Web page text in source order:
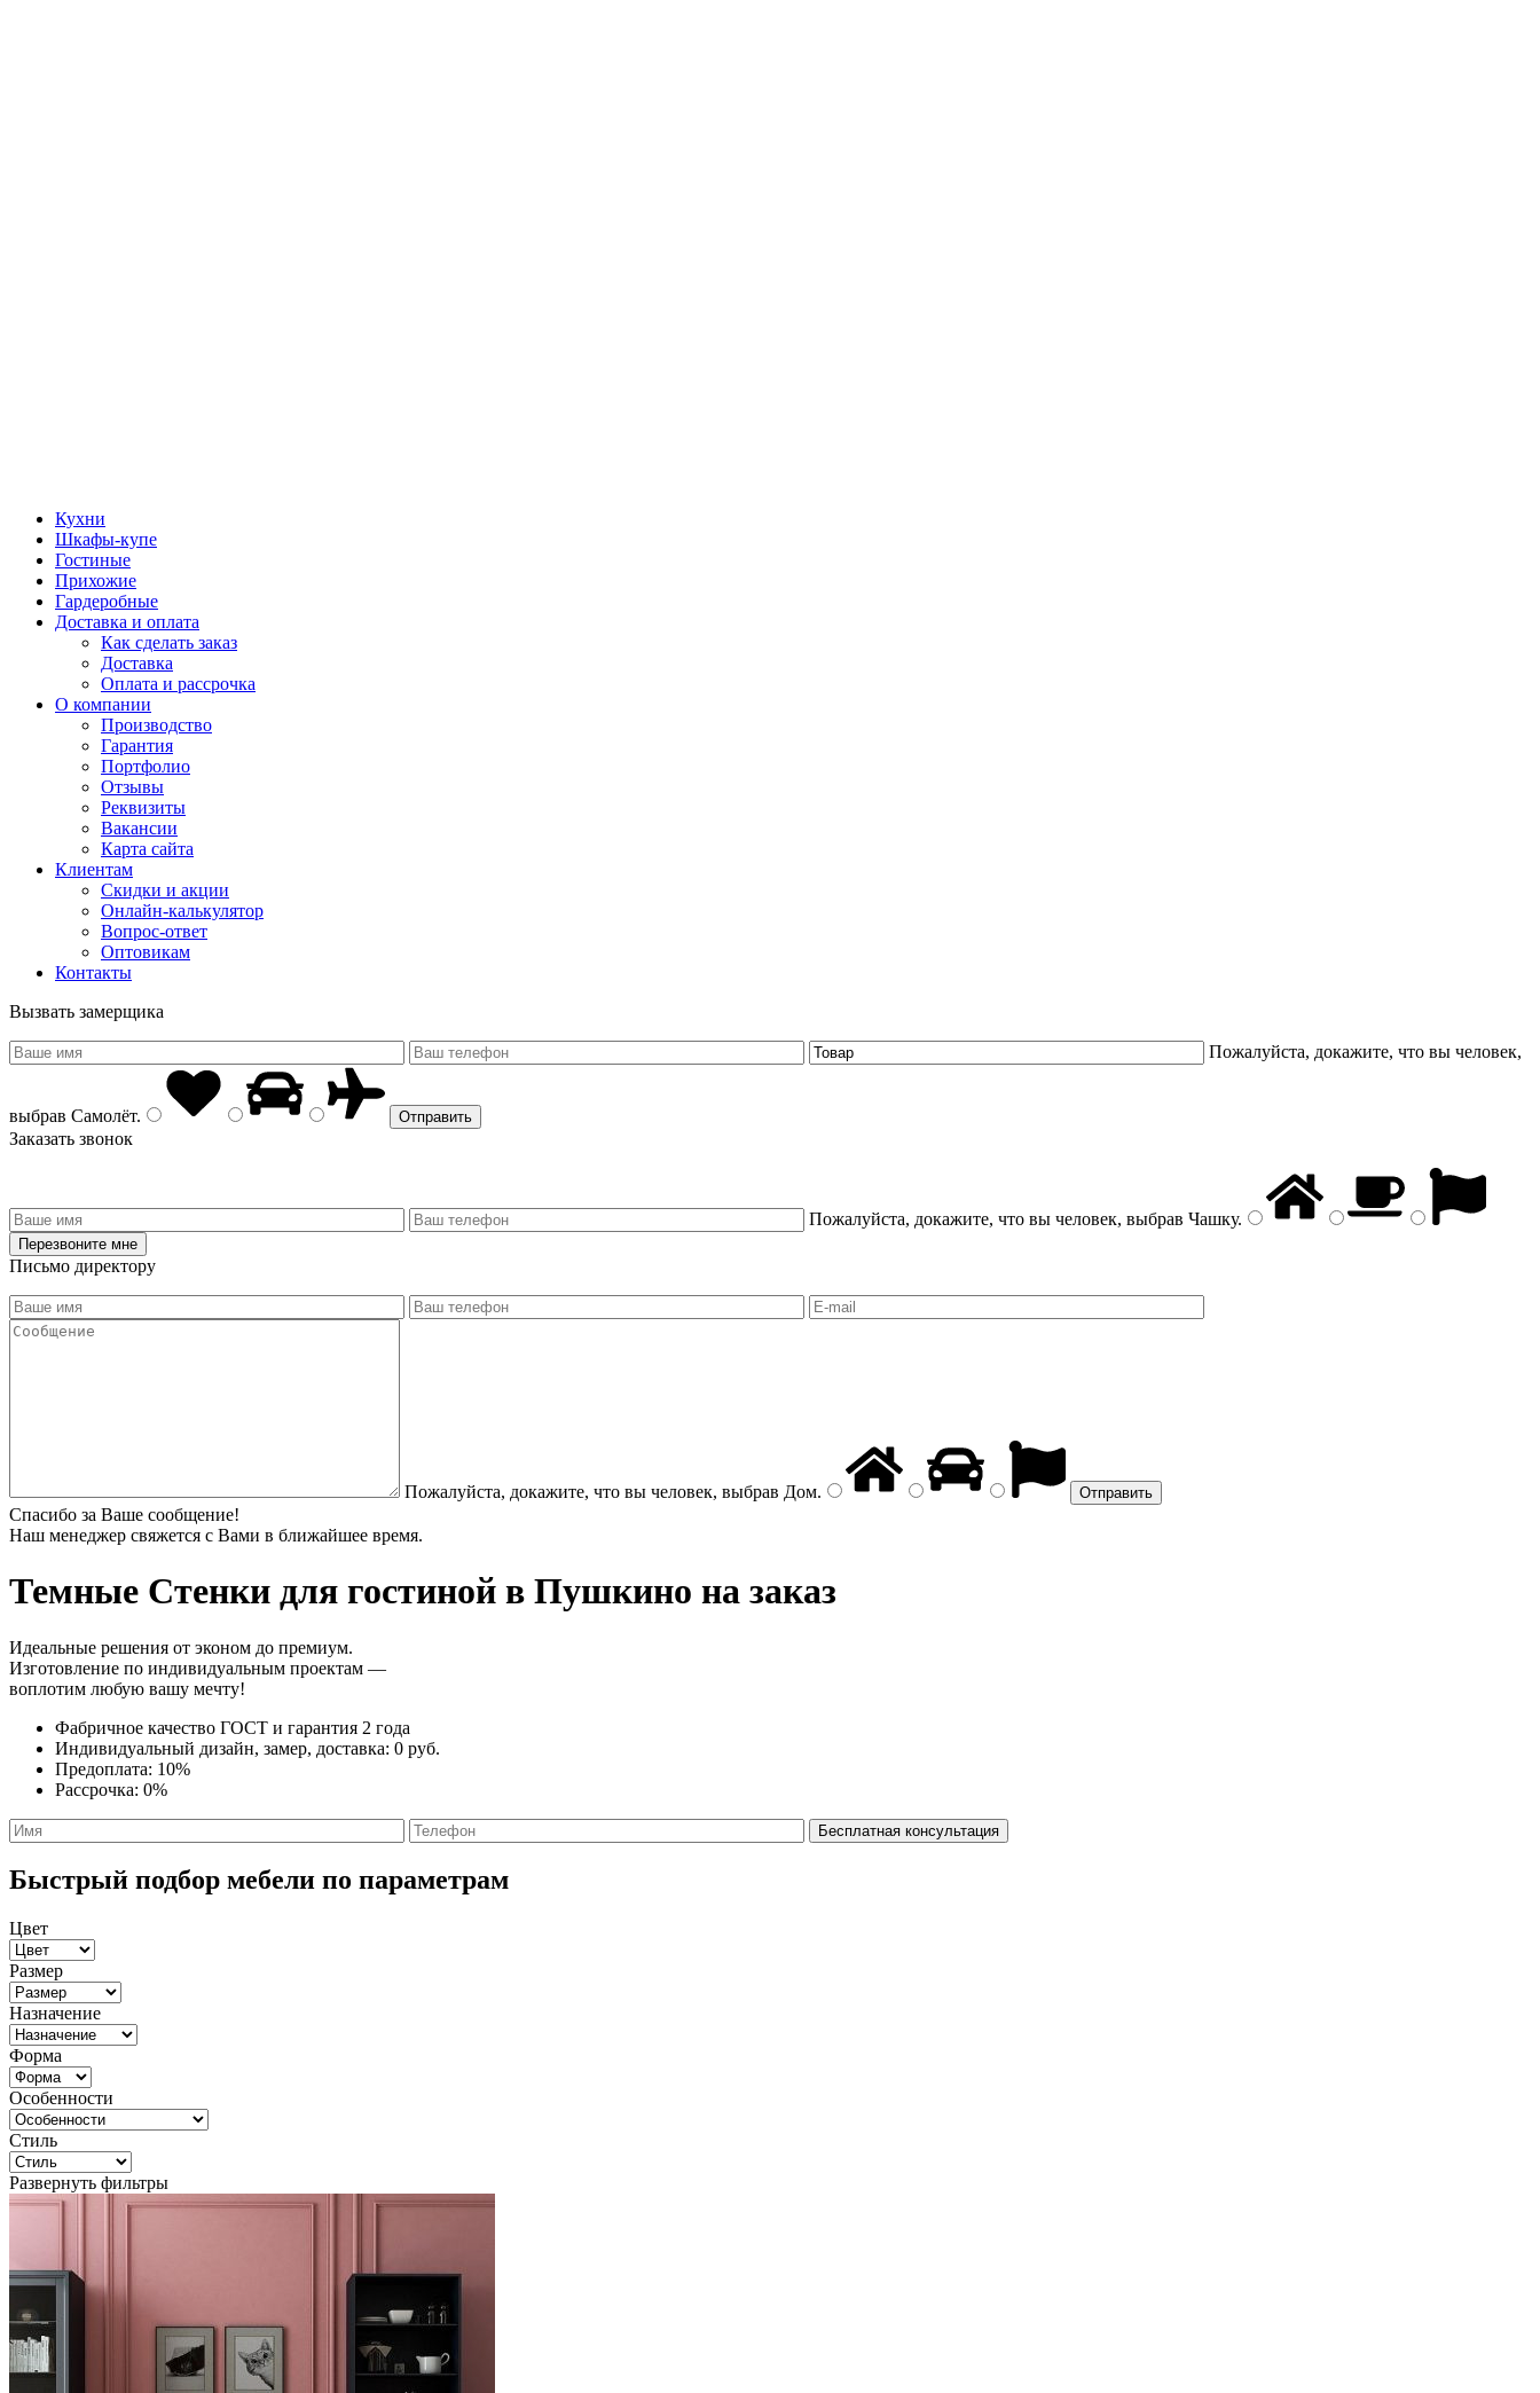
Кухни
Шкафы-купе
Гостиные
Прихожие
Гардеробные
Доставка и оплата
Как сделать заказ
Доставка
Оплата и рассрочка
О компании
Производство
Гарантия
Портфолио
Отзывы
Реквизиты
Вакансии
Карта сайта
Клиентам
Скидки и акции
Онлайн-калькулятор
Вопрос-ответ
Оптовикам
Контакты
Вызвать замерщика
Пожалуйста, докажите, что вы человек,
выбрав Самолёт.
Заказать звонок
Пожалуйста, докажите, что вы человек, выбрав Чашку.
Письмо директору
Пожалуйста, докажите, что вы человек, выбрав Дом.
Спасибо за Ваше сообщение!
Наш менеджер свяжется с Вами в ближайшее время.
Темные Стенки для гостиной в Пушкино на заказ
Идеальные решения от эконом до премиум.
Изготовление по индивидуальным проектам —
воплотим любую вашу мечту!
Фабричное качество ГОСТ и гарантия 2 года
Индивидуальный дизайн, замер, доставка: 0 руб.
Предоплата: 10%
Рассрочка: 0%
Быстрый подбор мебели по параметрам
Цвет
Размер
Назначение
Форма
Особенности
Стиль
Развернуть фильтры